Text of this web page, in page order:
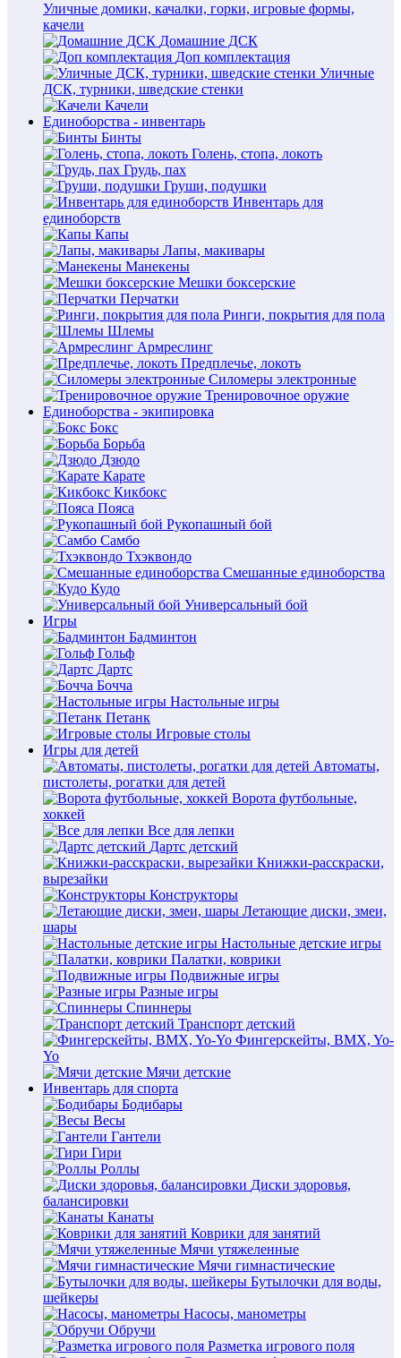
Уличные домики, качалки, горки, игровые формы,
качели
Домашние ДСК
Доп комплектация
Уличные
ДСК, турники, шведские стенки
Качели
Единоборства - инвентарь
Бинты
Голень, стопа, локоть
Грудь, пах
Груши, подушки
Инвентарь для
единоборств
Капы
Лапы, макивары
Манекены
Мешки боксерские
Перчатки
Ринги, покрытия для пола
Шлемы
Армреслинг
Предплечье, локоть
Силомеры электронные
Тренировочное оружие
Единоборства - экипировка
Бокс
Борьба
Дзюдо
Карате
Кикбокс
Пояса
Рукопашный бой
Самбо
Тхэквондо
Смешанные единоборства
Кудо
Универсальный бой
Игры
Бадминтон
Гольф
Дартс
Бочча
Настольные игры
Петанк
Игровые столы
Игры для детей
Автоматы,
пистолеты, рогатки для детей
Ворота футбольные,
хоккей
Все для лепки
Дартс детский
Книжки-расскраски,
вырезайки
Конструкторы
Летающие диски, змеи,
шары
Настольные детские игры
Палатки, коврики
Подвижные игры
Разные игры
Спиннеры
Транспорт детский
Фингерскейты, BMX, Yo-
Yo
Мячи детские
Инвентарь для спорта
Бодибары
Весы
Гантели
Гири
Роллы
Диски здоровья,
балансировки
Канаты
Коврики для занятий
Мячи утяжеленные
Мячи гимнастические
Бутылочки для воды,
шейкеры
Насосы, манометры
Обручи
Разметка игрового поля